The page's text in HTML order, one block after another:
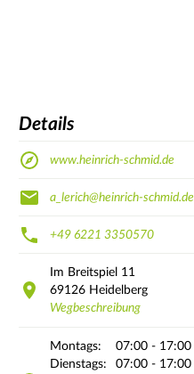
Details
www.heinrich-schmid.de
a_lerich@heinrich-schmid.de
+49 6221 3350570
Im Breitspiel 11
69126 Heidelberg
Wegbeschreibung
Montags:
07:00 - 17:00
Dienstags:
07:00 - 17:00